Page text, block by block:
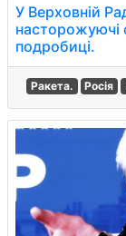
У Верховній
насторожуючі
подробиці.
Ракета. Росія